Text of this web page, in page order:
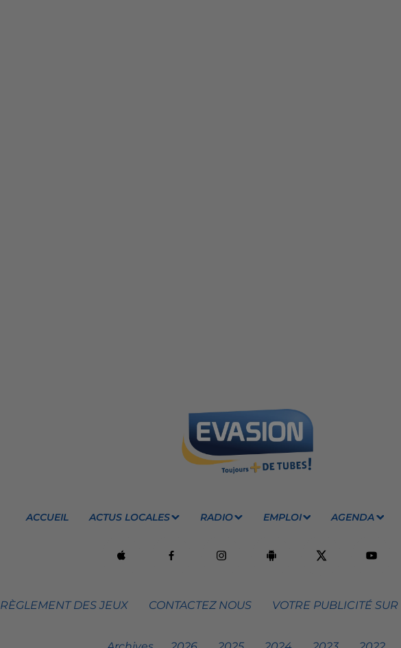
ACCUEIL ACTUS LOCALES RADIO EMPLOI AGENDA
RÈGLEMENT DES JEUX CONTACTEZ NOUS VOTRE PUBLICITÉ